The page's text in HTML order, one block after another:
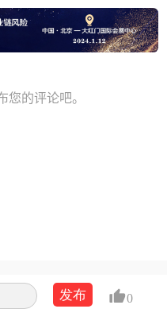
的评论吧。
搜索发布 0